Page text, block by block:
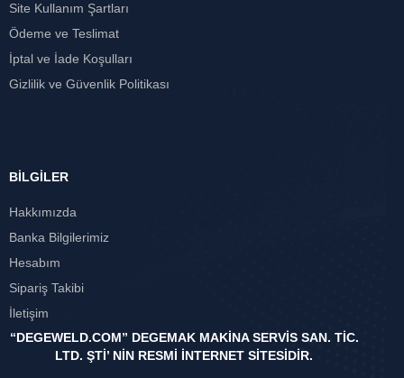
Site Kullanım Şartları
Ödeme ve Teslimat
İptal ve İade Koşulları
Gizlilik ve Güvenlik Politikası
BİLGİLER
Hakkımızda
Banka Bilgilerimiz
Hesabım
Sipariş Takibi
İletişim
“DEGEWELD.COM” DEGEMAK MAKİNA SERVİS SAN. TİC.
LTD. ŞTİ’ NİN RESMİ İNTERNET SİTESİDİR.